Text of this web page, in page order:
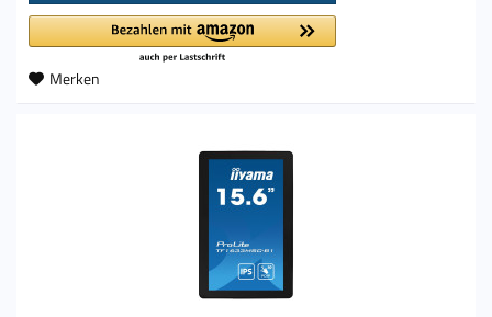
Merken